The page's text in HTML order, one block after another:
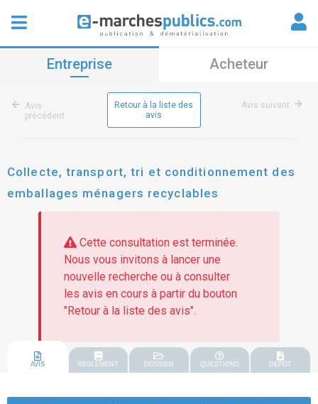
Entreprise Acheteur
Avis
précédent
Retour à la liste des
avis
Avis suivant
Collecte, transport, tri et conditionnement des
emballages ménagers recyclables
Cette consultation est terminée.
Nous vous invitons à lancer une
nouvelle recherche ou à consulter
les avis en cours à partir du bouton
"Retour à la liste des avis".
AVIS REGLEMENT DOSSIER QUESTIONS DEPOT